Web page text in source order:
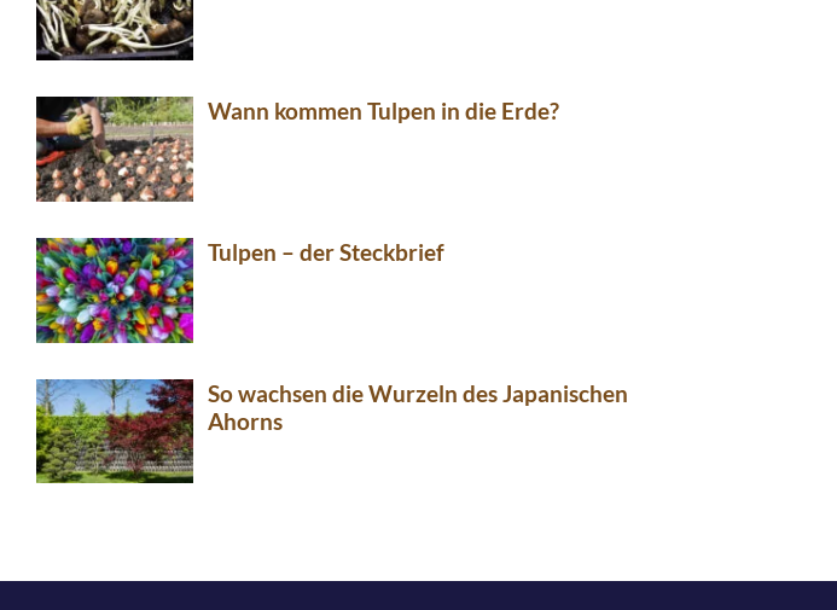
Wann kommen Tulpen in die Erde?
Tulpen – der Steckbrief
So wachsen die Wurzeln des Japanischen
Ahorns